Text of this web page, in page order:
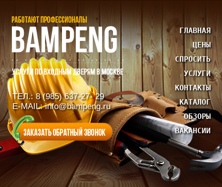
ГЛАВНАЯ
ЦЕНЫ
СПРОСИТЬ
УСЛУГИ
КОНТАКТЫ
КАТАЛОГ
ОБЗОРЫ
ВАКАНСИИ
ТЕЛ.: 8 (985) 637-27- 29
E-MAIL: info@bampeng.ru